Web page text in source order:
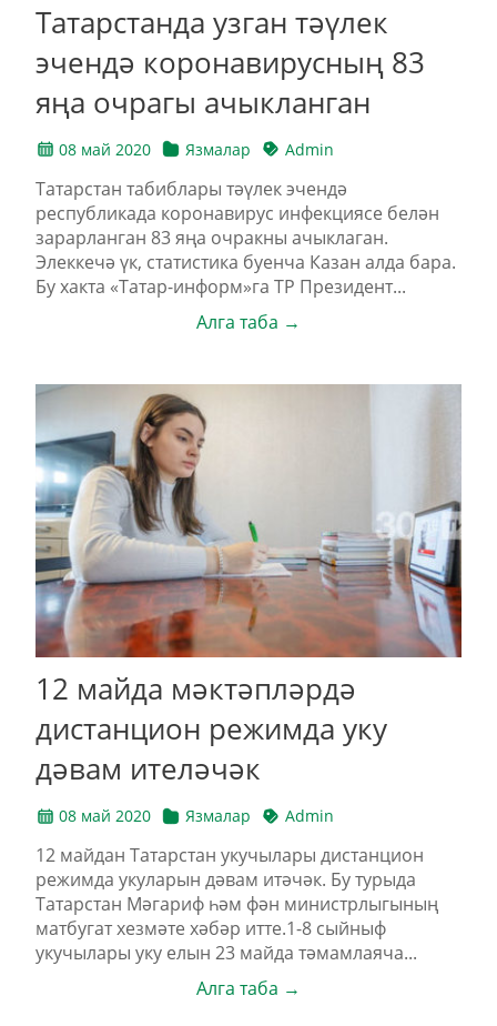
Татарстанда узган тәүлек
эчендә коронавирусның 83
яңа очрагы ачыкланган
08 май 2020 Язмалар Admin
Татарстан табиблары тәүлек эчендә
республикада коронавирус инфекциясе белән
зарарланган 83 яңа очракны ачыклаган.
Элеккечә үк, статистика буенча Казан алда бара.
Бу хакта «Татар-информ»га ТР Президент...
Алга таба →
12 майда мәктәпләрдә
дистанцион режимда уку
дәвам ителәчәк
08 май 2020 Язмалар Admin
12 майдан Татарстан укучылары дистанцион
режимда укуларын дәвам итәчәк. Бу турыда
Татарстан Мәгариф һәм фән министрлыгының
матбугат хезмәте хәбәр итте.1-8 сыйныф
укучылары уку елын 23 майда тәмамлаяча...
Алга таба →